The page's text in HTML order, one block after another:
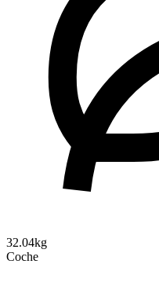
32.04kg
Coche